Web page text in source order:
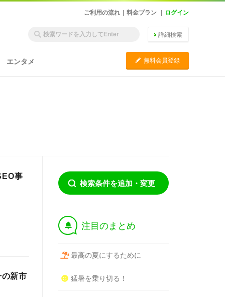
ご利用の流れ 料金プラン ログイン
詳細検索
エンタメ C 無料会員登録
事
新市
検索条件を追加・変更
† 注目のまとめ
最高の夏にするために
猛暑を乗り切る！